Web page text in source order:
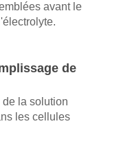
avant le
de
de la solution
les cellules